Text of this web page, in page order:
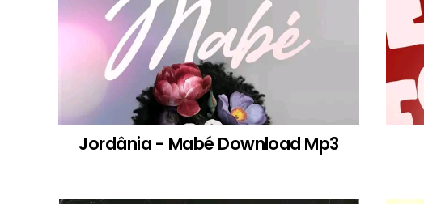
Jordânia - Mabé Download Mp3